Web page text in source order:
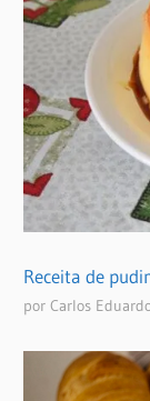
Receita de
por Carlos